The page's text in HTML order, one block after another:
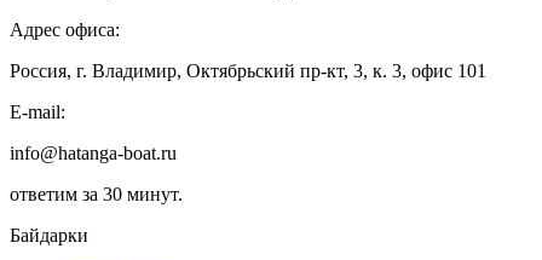
Адрес офиса:
Россия, г. Владимир, Октябрьский пр-кт, 3, к. 3, офис 101
E-mail:
info@hatanga-boat.ru
ответим за 30 минут.
Байдарки